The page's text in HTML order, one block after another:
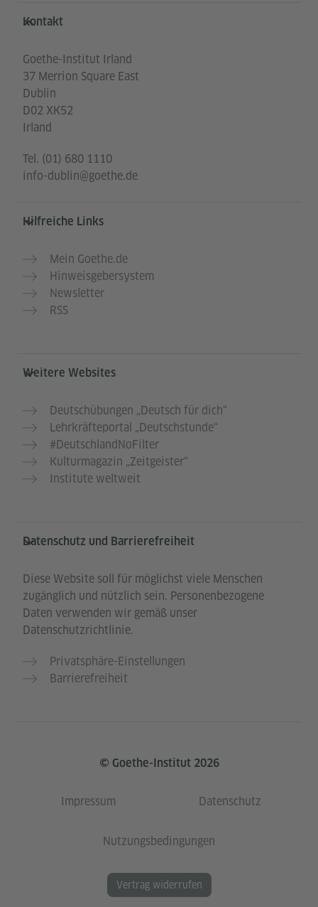
Service- und Informationsbereich
Kontakt
Goethe-Institut Irland
37 Merrion Square East
Dublin
D02 XK52
Irland
Tel. (01) 680 1110
info-dublin@goethe.de
Hilfreiche Links
Mein Goethe.de
Hinweisgebersystem
Newsletter
RSS
Weitere Websites
Deutschübungen „Deutsch für dich“
Lehrkräfteportal „Deutschstunde“
#DeutschlandNoFilter
Kulturmagazin „Zeitgeister“
Institute weltweit
Datenschutz und Barrierefreiheit
Diese Website soll für möglichst viele Menschen
zugänglich und nützlich sein. Personenbezogene
Daten verwenden wir gemäß unser
Datenschutzrichtlinie.
Privatsphäre-Einstellungen
Barrierefreiheit
© Goethe-Institut 2026
Impressum Datenschutz
Nutzungsbedingungen
Vertrag widerrufen